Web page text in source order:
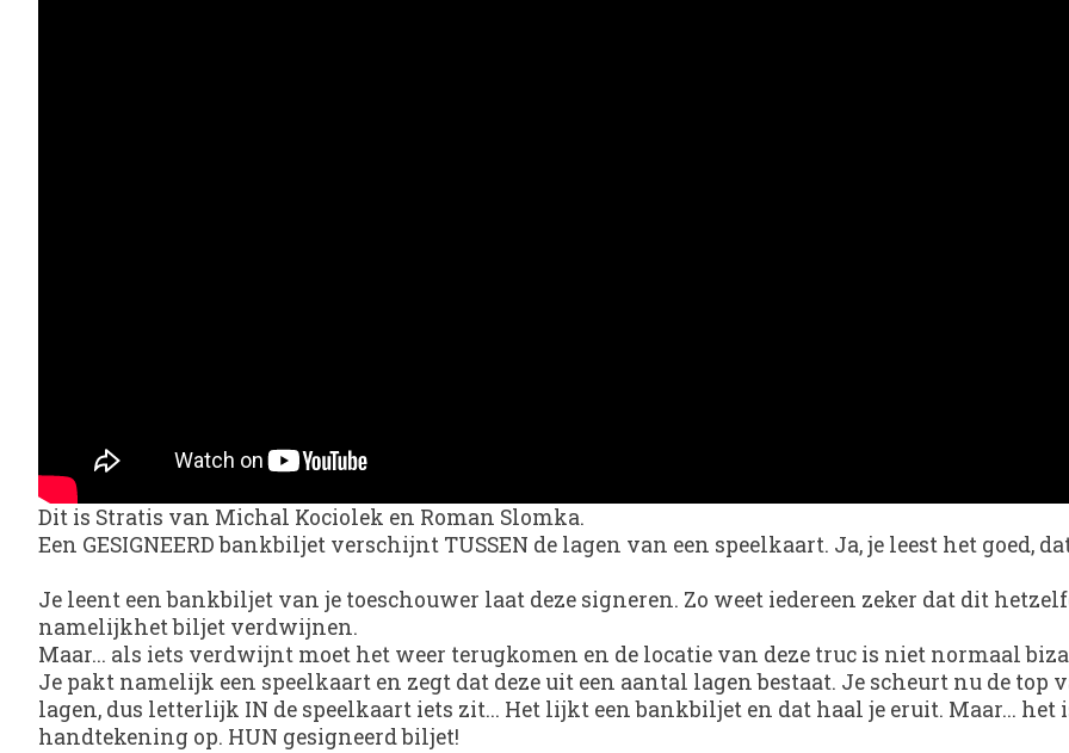
Dit is Stratis van Michal Kociolek en Roman Slomka.
Een GESIGNEERD bankbiljet verschijnt TUSSEN de lagen van een speelkaart. Ja, je leest het goed,
Je leent een bankbiljet van je toeschouwer laat deze signeren. Zo weet iedereen zeker dat dit
namelijkhet biljet verdwijnen.
Maar... als iets verdwijnt moet het weer terugkomen en de locatie van deze truc is niet normaal
Je pakt namelijk een speelkaart en zegt dat deze uit een aantal lagen bestaat. Je scheurt nu de top
lagen, dus letterlijk IN de speelkaart iets zit... Het lijkt een bankbiljet en dat haal je eruit. Maar... het
handtekening op. HUN gesigneerd biljet!